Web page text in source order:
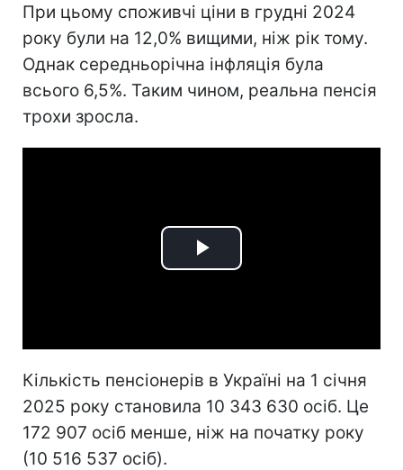
При цьому споживчі ціни в грудні 2024
року були на 12,0% вищими, ніж рік тому.
Однак середньорічна інфляція була
всього 6,5%. Таким чином, реальна пенсія
трохи зросла.
Play
Кількість пенсіонерів в Україні на 1 січня
2025 року становила 10 343 630 осіб. Це
172 907 осіб менше, ніж на початку року
(10 516 537 осіб).